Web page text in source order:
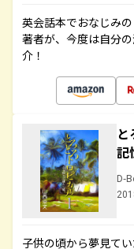
英会話本でおなじみ
著者が、今度は自分
介！
D-
子供の頃から夢見て